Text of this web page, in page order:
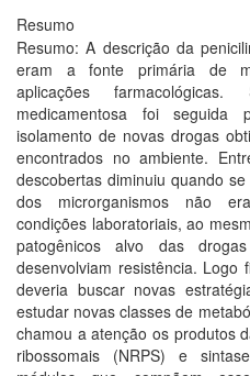
Resumo
Resumo: A descrição da
eram a fonte primária de
aplicações
medicamentosa foi
isolamento de novas drogas
encontrados no ambiente.
descobertas diminuiu quando
dos microrganismos não
condições laboratoriais, ao
patogênicos alvo das
desenvolviam resistência.
deveria buscar novas
estudar novas classes de
chamou a atenção os produtos
ribossomais (NRPS) e